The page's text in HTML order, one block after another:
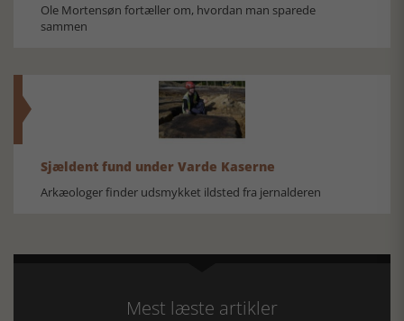
Ole Mortensøn fortæller om, hvordan man sparede
sammen
Sjældent fund under Varde Kaserne
Arkæologer finder udsmykket ildsted fra jernalderen
Mest læste artikler